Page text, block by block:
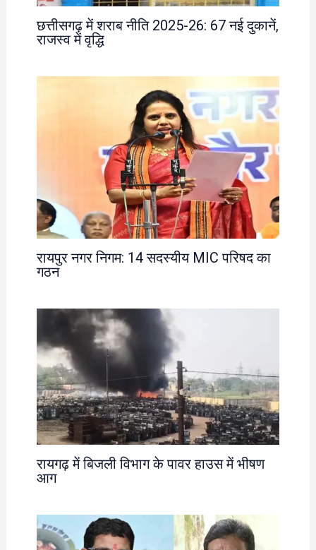
छत्तीसगढ़ में शराब नीति 2025-26: 67 नई दुकानें,
राजस्व में वृद्धि
रायपुर नगर निगम: 14 सदस्यीय MIC परिषद का
गठन
रायगढ़ में बिजली विभाग के पावर हाउस में भीषण
आग